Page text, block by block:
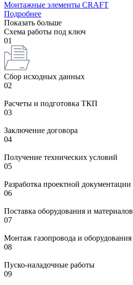
Монтажные элементы CRAFT
Подробнее
Показать больше
Схема работы под ключ
01
Сбор исходных данных
02
Расчеты и подготовка ТКП
03
Заключение договора
04
Получение технических условий
05
Разработка проектной документации
06
Поставка оборудования и материалов
07
Монтаж газопровода и оборудования
08
Пуско-наладочные работы
09